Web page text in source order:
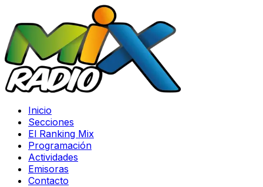
Inicio
Secciones
El Ranking Mix
Programación
Actividades
Emisoras
Contacto